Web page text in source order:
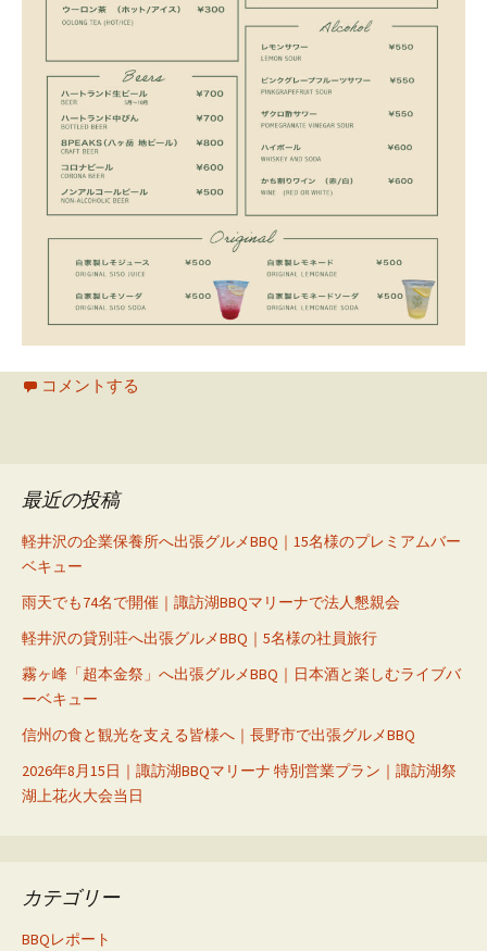
コメントする
最近の投稿
軽井沢の企業保養所へ出張グルメBBQ｜15名様のプレミアムバー
ベキュー
雨天でも74名で開催｜諏訪湖BBQマリーナで法人懇親会
軽井沢の貸別荘へ出張グルメBBQ｜5名様の社員旅行
霧ヶ峰「超本金祭」へ出張グルメBBQ｜日本酒と楽しむライブバ
ーベキュー
信州の食と観光を支える皆様へ｜長野市で出張グルメBBQ
2026年8月15日｜諏訪湖BBQマリーナ 特別営業プラン｜諏訪湖祭
湖上花火大会当日
カテゴリー
BBQレポート